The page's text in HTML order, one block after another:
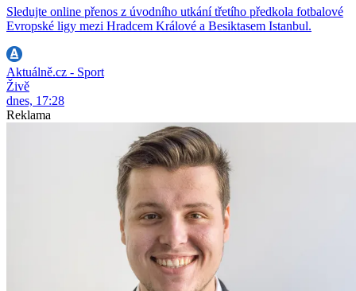
Sledujte online přenos z úvodního utkání třetího předkola fotbalové
Evropské ligy mezi Hradcem Králové a Besiktasem Istanbul.
Aktuálně.cz - Sport
Živě
dnes, 17:28
Reklama